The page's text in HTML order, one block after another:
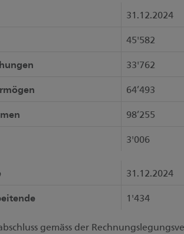
31.12.2024
45'582
33'762
64’493
98’255
3'006
31.12.2024
1'434
gemäss der